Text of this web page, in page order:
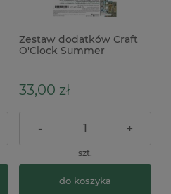
Zestaw dodatków Craft
O'Clock Summer
33,00 zł
- +
szt.
do koszyka